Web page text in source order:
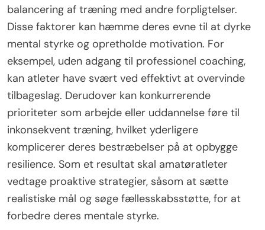
balancering af træning med andre forpligtelser.
Disse faktorer kan hæmme deres evne til at dyrke
mental styrke og opretholde motivation. For
eksempel, uden adgang til professionel coaching,
kan atleter have svært ved effektivt at overvinde
tilbageslag. Derudover kan konkurrerende
prioriteter som arbejde eller uddannelse føre til
inkonsekvent træning, hvilket yderligere
komplicerer deres bestræbelser på at opbygge
resilience. Som et resultat skal amatøratleter
vedtage proaktive strategier, såsom at sætte
realistiske mål og søge fællesskabsstøtte, for at
forbedre deres mentale styrke.